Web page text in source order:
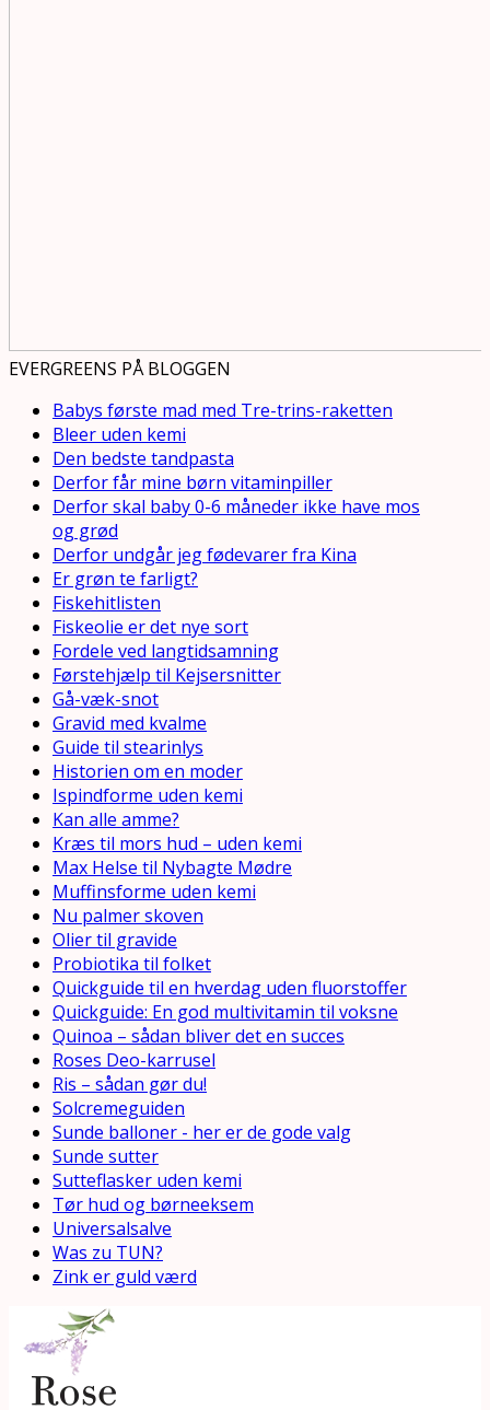
EVERGREENS PÅ BLOGGEN
Babys første mad med Tre-trins-raketten
Bleer uden kemi
Den bedste tandpasta
Derfor får mine børn vitaminpiller
Derfor skal baby 0-6 måneder ikke have mos
og grød
Derfor undgår jeg fødevarer fra Kina
Er grøn te farligt?
Fiskehitlisten
Fiskeolie er det nye sort
Fordele ved langtidsamning
Førstehjælp til Kejsersnitter
Gå-væk-snot
Gravid med kvalme
Guide til stearinlys
Historien om en moder
Ispindforme uden kemi
Kan alle amme?
Kræs til mors hud – uden kemi
Max Helse til Nybagte Mødre
Muffinsforme uden kemi
Nu palmer skoven
Olier til gravide
Probiotika til folket
Quickguide til en hverdag uden fluorstoffer
Quickguide: En god multivitamin til voksne
Quinoa – sådan bliver det en succes
Roses Deo-karrusel
Ris – sådan gør du!
Solcremeguiden
Sunde balloner - her er de gode valg
Sunde sutter
Sutteflasker uden kemi
Tør hud og børneeksem
Universalsalve
Was zu TUN?
Zink er guld værd